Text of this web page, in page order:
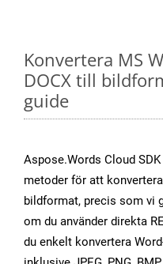
Konvertera MS
DOCX till
guide
Aspose.Words Cloud
metoder för att
bildformat, precis som vi
om du använder direkta
du enkelt konvertera